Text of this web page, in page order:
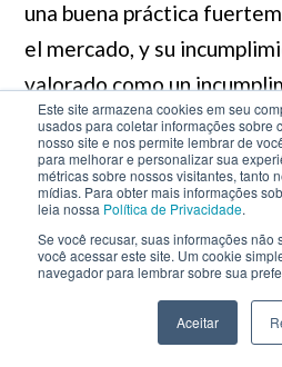
Este site armazena cookies em seu
usados para coletar informações sobre
nosso site e nos permite lembrar de
para melhorar e personalizar sua
métricas sobre nossos visitantes, tanto
mídias. Para obter mais informações
leia nossa Política de Privacidade.
Se você recusar, suas informações não
você acessar este site. Um cookie
navegador para lembrar sobre sua
Aceitar
una buena práctica
el mercado, y su
valorado como un
deberes de debida
miembros de la Junta
Fiabilidad de los
gestión
Si la Junta Directiva
decisiones en análisis de
permitir verificar su